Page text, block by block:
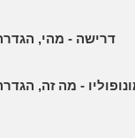
דרישה - מהי,
- מה זה,